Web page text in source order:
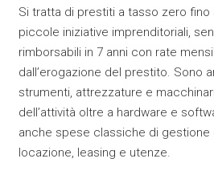
Si tratta di prestiti a tasso zero fino
piccole iniziative imprenditoriali,
rimborsabili in 7 anni con rate
dall’erogazione del prestito. Sono
strumenti, attrezzature e
dell’attività oltre a hardware e
anche spese classiche di gestione
locazione, leasing e utenze.